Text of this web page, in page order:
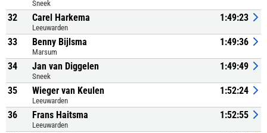
Sneek
32 Carel Harkema
Leeuwarden
1:49:23
33 Benny Bijlsma
Marsum
1:49:36
34 Jan van Diggelen
Sneek
1:49:49
35 Wieger van Keulen
Leeuwarden
1:52:24
36 Frans Haitsma
Leeuwarden
1:52:55